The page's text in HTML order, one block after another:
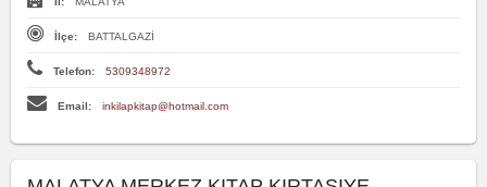
İlçe: BATTALGAZİ
Telefon: 5309348972
Email: inkilapkitap@hotmail.com